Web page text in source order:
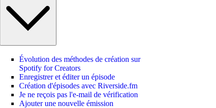
Évolution des méthodes de création sur
Spotify for Creators
Enregistrer et éditer un épisode
Création d'épisodes avec Riverside.fm
Je ne reçois pas l'e-mail de vérification
Ajouter une nouvelle émission